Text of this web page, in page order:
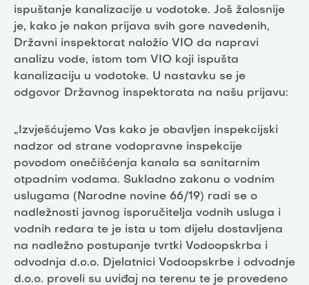
ispuštanje kanalizacije u vodotoke. Još žalosnije
je, kako je nakon prijava svih gore navedenih,
Državni inspektorat naložio VIO da napravi
analizu vode, istom tom VIO koji ispušta
kanalizaciju u vodotoke. U nastavku se je
odgovor Državnog inspektorata na našu prijavu:
„Izvješćujemo Vas kako je obavljen inspekcijski
nadzor od strane vodopravne inspekcije
povodom onečišćenja kanala sa sanitarnim
otpadnim vodama. Sukladno zakonu o vodnim
uslugama (Narodne novine 66/19) radi se o
nadležnosti javnog isporučitelja vodnih usluga i
vodnih redara te je ista u tom dijelu dostavljena
na nadležno postupanje tvrtki Vodoopskrba i
odvodnja d.o.o. Djelatnici Vodoopskrbe i odvodnje
d.o.o. proveli su uviđaj na terenu te je provedeno